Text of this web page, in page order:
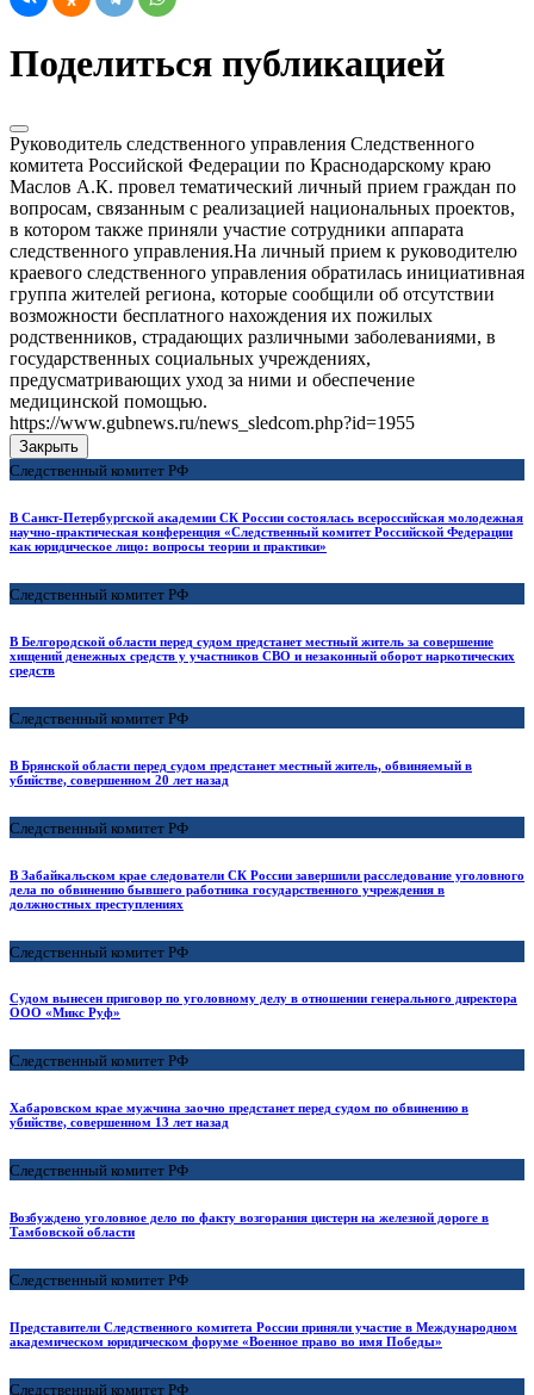
Поделиться публикацией
Руководитель следственного управления Следственного
комитета Российской Федерации по Краснодарскому краю
Маслов А.К. провел тематический личный прием граждан по
вопросам, связанным с реализацией национальных проектов,
в котором также приняли участие сотрудники аппарата
следственного управления.На личный прием к руководителю
краевого следственного управления обратилась инициативная
группа жителей региона, которые сообщили об отсутствии
возможности бесплатного нахождения их пожилых
родственников, страдающих различными заболеваниями, в
государственных социальных учреждениях,
предусматривающих уход за ними и обеспечение
медицинской помощью.
https://www.gubnews.ru/news_sledcom.php?id=1955
Закрыть
Следственный комитет РФ
В Санкт-Петербургской академии СК России состоялась всероссийская молодежная
научно-практическая конференция «Следственный комитет Российской Федерации
как юридическое лицо: вопросы теории и практики»
Следственный комитет РФ
В Белгородской области перед судом предстанет местный житель за совершение
хищений денежных средств у участников СВО и незаконный оборот наркотических
средств
Следственный комитет РФ
В Брянской области перед судом предстанет местный житель, обвиняемый в
убийстве, совершенном 20 лет назад
Следственный комитет РФ
В Забайкальском крае следователи СК России завершили расследование уголовного
дела по обвинению бывшего работника государственного учреждения в
должностных преступлениях
Следственный комитет РФ
Судом вынесен приговор по уголовному делу в отношении генерального директора
ООО «Микс Руф»
Следственный комитет РФ
Хабаровском крае мужчина заочно предстанет перед судом по обвинению в
убийстве, совершенном 13 лет назад
Следственный комитет РФ
Возбуждено уголовное дело по факту возгорания цистерн на железной дороге в
Тамбовской области
Следственный комитет РФ
Представители Следственного комитета России приняли участие в Международном
академическом юридическом форуме «Военное право во имя Победы»
Следственный комитет РФ